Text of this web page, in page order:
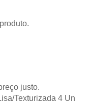
justo.
Texturizada 4 Un